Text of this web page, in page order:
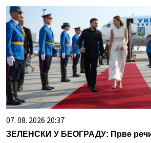
07. 08. 2026 20:37
ЗЕЛЕНСКИ У БЕОГРАДУ: Прве речи